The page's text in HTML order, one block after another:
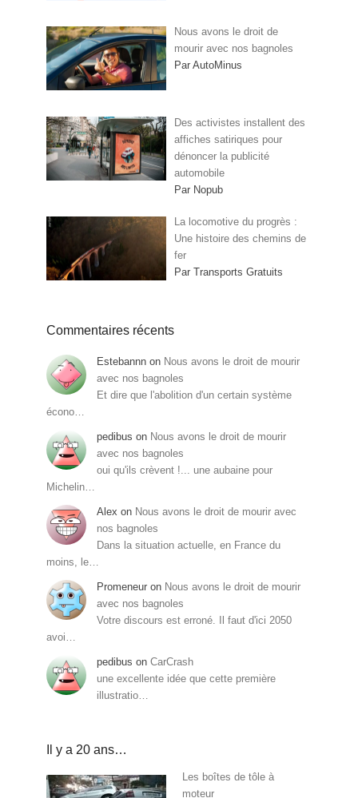
Nous avons le droit de
mourir avec nos bagnoles
Par AutoMinus
Des activistes installent des
affiches satiriques pour
dénoncer la publicité
automobile
Par Nopub
La locomotive du progrès :
Une histoire des chemins de
fer
Par Transports Gratuits
Commentaires récents
Estebannn on Nous avons le droit de mourir
avec nos bagnoles
Et dire que l'abolition d'un certain système
écono…
pedibus on Nous avons le droit de mourir
avec nos bagnoles
oui qu'ils crèvent !... une aubaine pour
Michelin…
Alex on Nous avons le droit de mourir avec
nos bagnoles
Dans la situation actuelle, en France du
moins, le…
Promeneur on Nous avons le droit de mourir
avec nos bagnoles
Votre discours est erroné. Il faut d'ici 2050
avoi…
pedibus on CarCrash
une excellente idée que cette première
illustratio…
Il y a 20 ans…
Les boîtes de tôle à
moteur